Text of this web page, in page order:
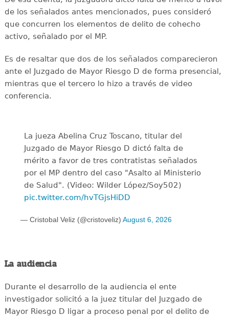
de los señalados antes mencionados, pues consideró
que concurren los elementos de delito de cohecho
activo, señalado por el MP.
Es de resaltar que dos de los señalados comparecieron
ante el Juzgado de Mayor Riesgo D de forma presencial,
mientras que el tercero lo hizo a través de video
conferencia.
La jueza Abelina Cruz Toscano, titular del
Juzgado de Mayor Riesgo D dictó falta de
mérito a favor de tres contratistas señalados
por el MP dentro del caso "Asalto al Ministerio
de Salud". (Video: Wilder López/Soy502)
pic.twitter.com/hvTGjsHiDD
— Cristobal Veliz (@cristoveliz) August 6, 2026
La audiencia
Durante el desarrollo de la audiencia el ente
investigador solicitó a la juez titular del Juzgado de
Mayor Riesgo D ligar a proceso penal por el delito de